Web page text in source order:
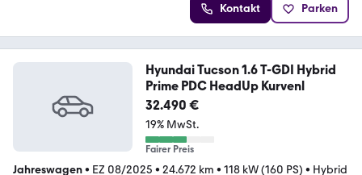
Kontakt Parken
Hyundai Tucson 1.6 T-GDI Hybrid
Prime PDC HeadUp Kurvenl
32.490 €
19% MwSt.
Fairer Preis
Jahreswagen• EZ 08/2025 • 24.672 km • 118 kW (160 PS) • Hybrid